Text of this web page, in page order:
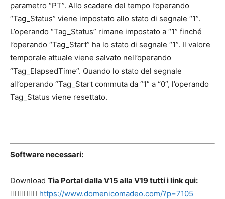
parametro “PT”. Allo scadere del tempo l’operando
“Tag_Status” viene impostato allo stato di segnale “1”.
L’operando “Tag_Status” rimane impostato a “1” finché
l’operando “Tag_Start” ha lo stato di segnale “1”. Il valore
temporale attuale viene salvato nell’operando
“Tag_ElapsedTime”. Quando lo stato del segnale
all’operando “Tag_Start commuta da “1” a “0”, l’operando
Tag_Status viene resettato.
Software necessari:
Download Tia Portal dalla V15 alla V19 tutti i link qui:
👉🏻👉🏻👉🏻 https://www.domenicomadeo.com/?p=7105